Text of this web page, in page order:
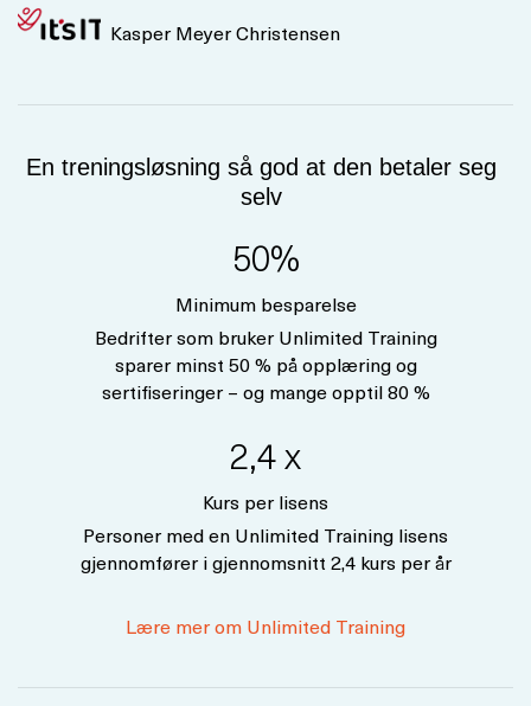
Kasper Meyer Christensen
En treningsløsning så god at den betaler seg
selv
50%
Minimum besparelse
Bedrifter som bruker Unlimited Training
sparer minst 50 % på opplæring og
sertifiseringer – og mange opptil 80 %
2,4 x
Kurs per lisens
Personer med en Unlimited Training lisens
gjennomfører i gjennomsnitt 2,4 kurs per år
Lære mer om Unlimited Training